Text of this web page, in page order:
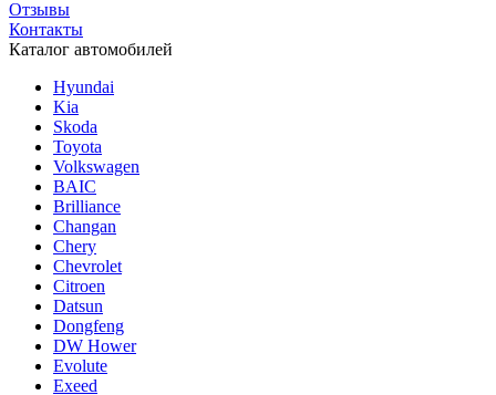
Отзывы
Контакты
Каталог автомобилей
Hyundai
Kia
Skoda
Toyota
Volkswagen
BAIC
Brilliance
Changan
Chery
Chevrolet
Citroen
Datsun
Dongfeng
DW Hower
Evolute
Exeed